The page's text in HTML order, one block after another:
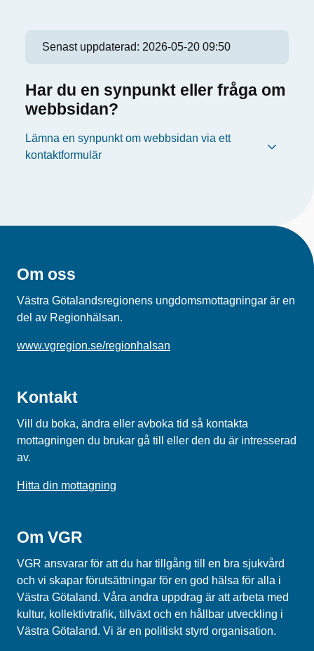
Senast uppdaterad: 2026-05-20 09:50
Har du en synpunkt eller fråga om
webbsidan?
Lämna en synpunkt om webbsidan via ett
kontaktformulär
Om oss
Västra Götalandsregionens ungdomsmottagningar är en
del av Regionhälsan.
www.vgregion.se/regionhalsan
Kontakt
Vill du boka, ändra eller avboka tid så kontakta
mottagningen du brukar gå till eller den du är intresserad
av.
Hitta din mottagning
Om VGR
VGR ansvarar för att du har tillgång till en bra sjukvård
och vi skapar förutsättningar för en god hälsa för alla i
Västra Götaland. Våra andra uppdrag är att arbeta med
kultur, kollektivtrafik, tillväxt och en hållbar utveckling i
Västra Götaland. Vi är en politiskt styrd organisation.